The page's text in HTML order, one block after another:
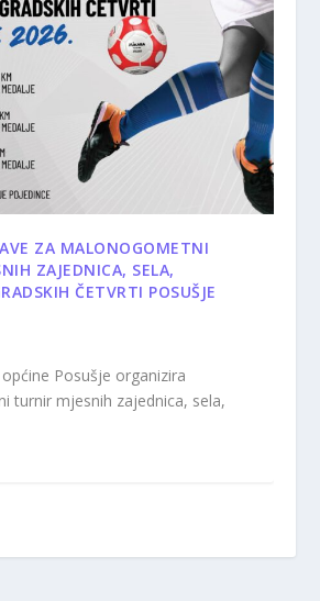
ZA MALONOGOMETNI
ZAJEDNICA, SELA,
ČETVRTI POSUŠJE
Posušje organizira
turnir mjesnih zajednica, sela,